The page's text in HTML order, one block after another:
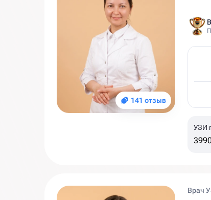
141 отзыв
УЗИ
Врач